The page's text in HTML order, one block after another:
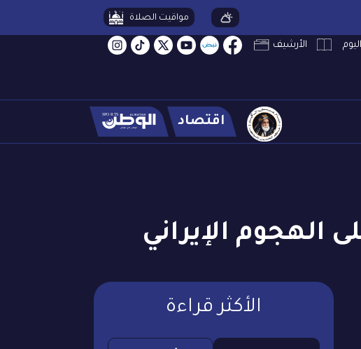
مواقيت الصلاة
الأرشيف
اقتصاد
الهجوم الإيراني
الأكثر قراءة